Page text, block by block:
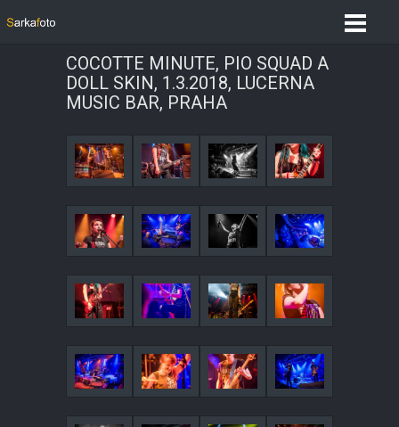
COCOTTE MINUTE, PIO SQUAD A
DOLL SKIN, 1.3.2018, LUCERNA
MUSIC BAR, PRAHA